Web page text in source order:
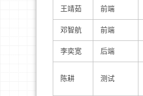
王靖茹 前端
邓智航 前端
李奕宽 后端
陈耕 测试